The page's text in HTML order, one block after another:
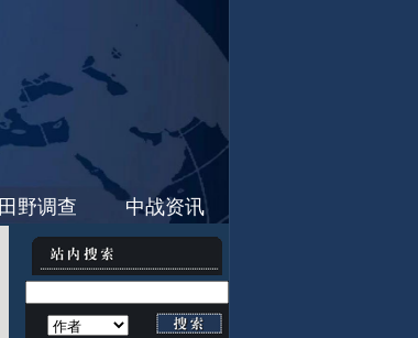
田野调查 中战资讯